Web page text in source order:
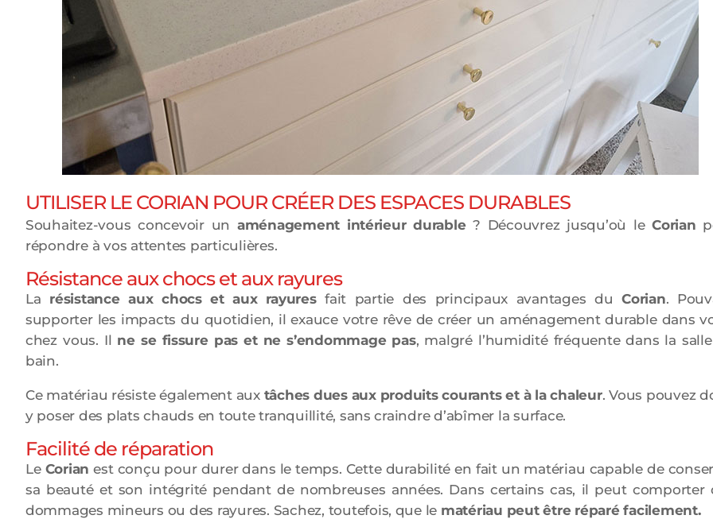
UTILISER LE CORIAN POUR CRÉER DES ESPACES DURABLES
Souhaitez-vous concevoir un aménagement intérieur durable? Découvrez jusqu’où leCorian
répondre à vos attentes particulières.
Résistance aux chocs et aux rayures
La résistance aux chocs et aux rayuresfait partie des principaux avantages duCorian.
supporter les impacts du quotidien, il exauce votre rêve de créer un aménagement durable dans
chez vous. Il ne se fissure pas et ne s’endommage pas, malgré l’humidité fréquente dans la
bain.
Ce matériau résiste également aux tâches dues aux produits courants et à la chaleur. Vous pouvez
y poser des plats chauds en toute tranquillité, sans craindre d’abîmer la surface.
Facilité de réparation
LeCorian est conçu pour durer dans le temps. Cette durabilité en fait un matériau capable de
sa beauté et son intégrité pendant de nombreuses années. Dans certains cas, il peut comporter
dommages mineurs ou des rayures. Sachez, toutefois, que le matériau peut être réparé facilement.